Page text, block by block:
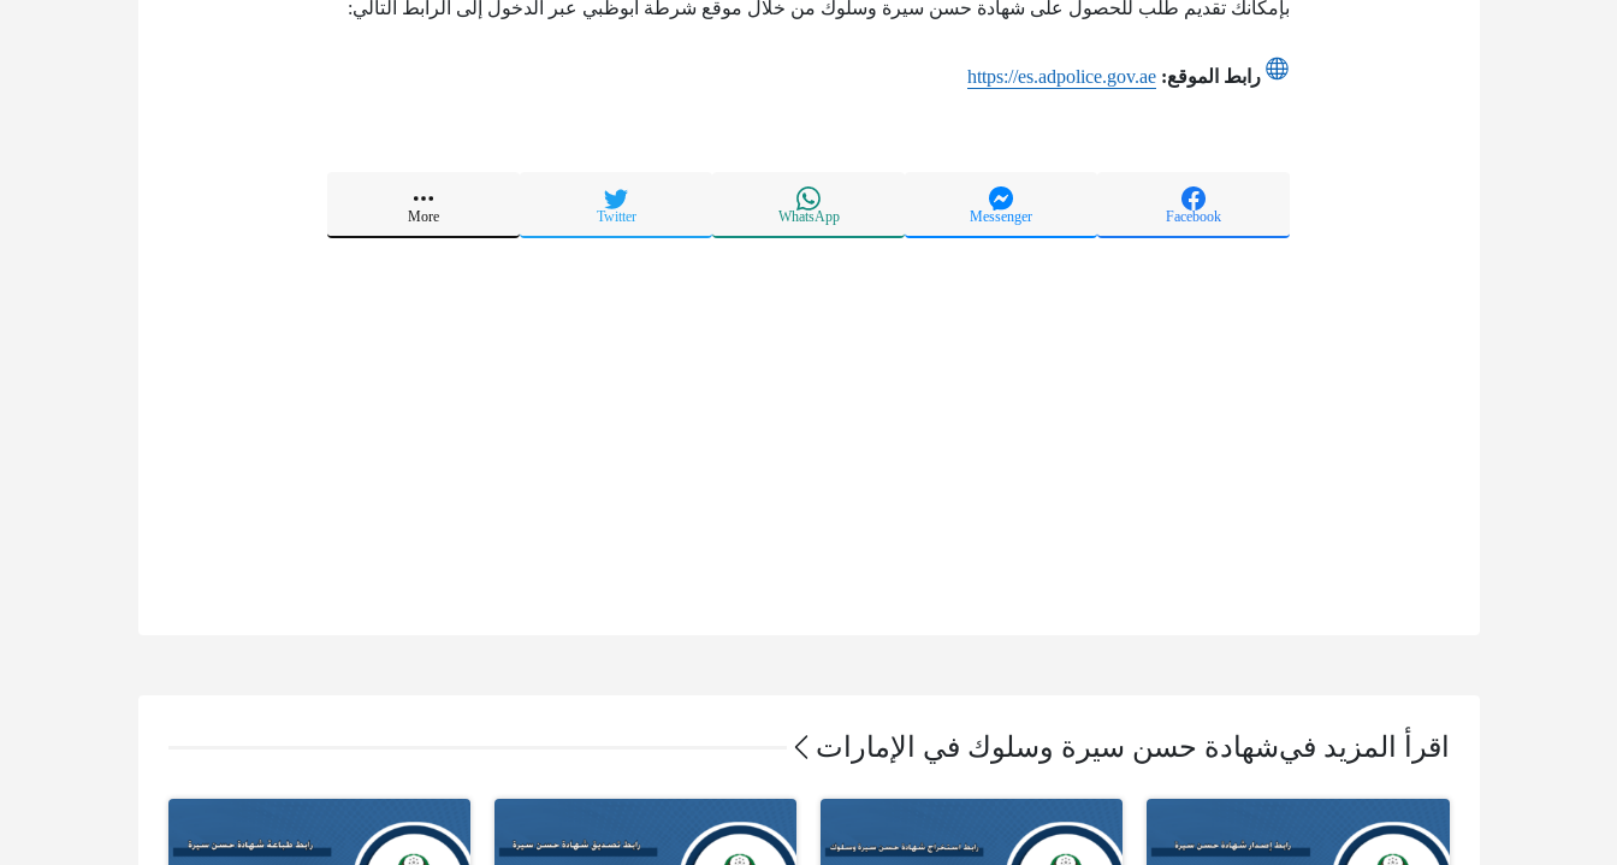
بإمكانك تقديم طلب للحصول على شهادة حسن سيرة وسلوك من خلال موقع شرطة أبوظبي عبر الدخول إلى الرابط التالي:
رابط الموقع: https://es.adpolice.gov.ae
Facebook
Messenger
WhatsApp
Twitter
More
اقرأ المزيد فيشهادة حسن سيرة وسلوك في الإمارات